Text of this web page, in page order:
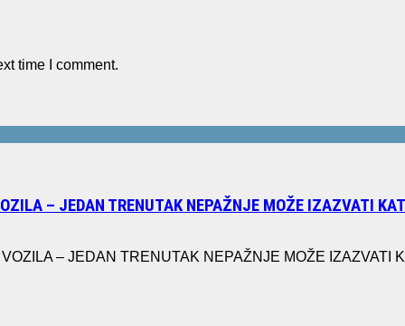
time I comment.
– JEDAN TRENUTAK NEPAŽNJE MOŽE IZAZVATI
– JEDAN TRENUTAK NEPAŽNJE MOŽE IZAZVATI